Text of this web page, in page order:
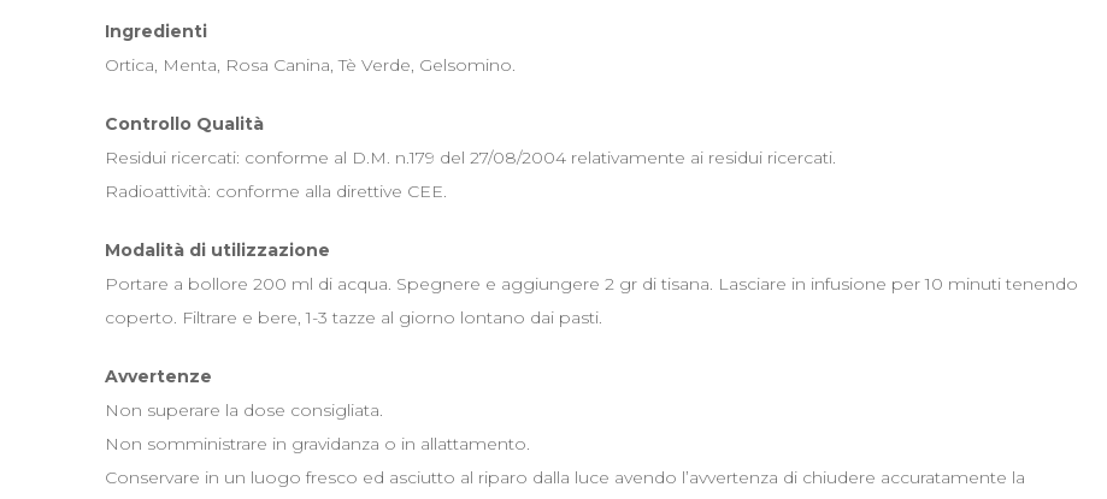
Ingredienti
Ortica, Menta, Rosa Canina, Tè Verde, Gelsomino.
Controllo Qualità
Residui ricercati: conforme al D.M. n.179 del 27/08/2004 relativamente ai residui ricercati.
Radioattività: conforme alla direttive CEE.
Modalità di utilizzazione
Portare a bollore 200 ml di acqua. Spegnere e aggiungere 2 gr di tisana. Lasciare in infusione per 10 minuti tenendo
coperto. Filtrare e bere, 1-3 tazze al giorno lontano dai pasti.
Avvertenze
Non superare la dose consigliata.
Non somministrare in gravidanza o in allattamento.
Conservare in un luogo fresco ed asciutto al riparo dalla luce avendo l’avvertenza di chiudere accuratamente la